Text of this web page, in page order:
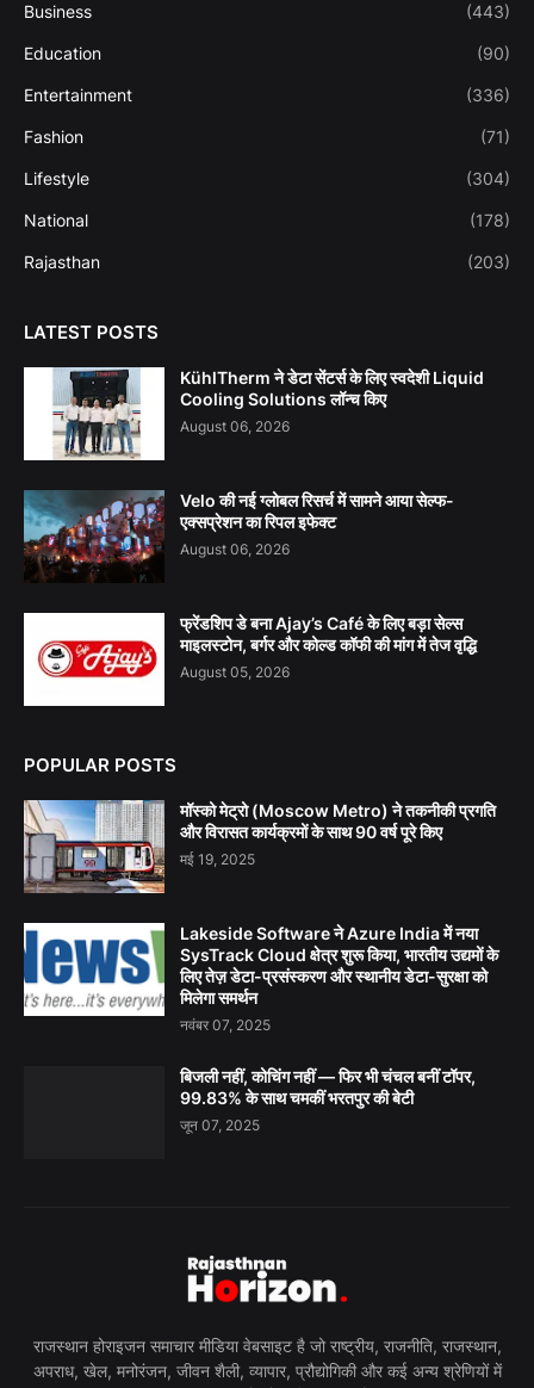
Business (443)
Education (90)
Entertainment (336)
Fashion (71)
Lifestyle (304)
National (178)
Rajasthan (203)
LATEST POSTS
KühlTherm ने डेटा सेंटर्स के लिए स्वदेशी Liquid
Cooling Solutions लॉन्च किए
August 06, 2026
Velo की नई ग्लोबल रिसर्च में सामने आया सेल्फ-
एक्सप्रेशन का रिपल इफेक्ट
August 06, 2026
फ्रेंडशिप डे बना Ajay’s Café के लिए बड़ा सेल्स
माइलस्टोन, बर्गर और कोल्ड कॉफी की मांग में तेज वृद्धि
August 05, 2026
POPULAR POSTS
मॉस्को मेट्रो (Moscow Metro) ने तकनीकी प्रगति
और विरासत कार्यक्रमों के साथ 90 वर्ष पूरे किए
मई 19, 2025
Lakeside Software ने Azure India में नया
SysTrack Cloud क्षेत्र शुरू किया, भारतीय उद्यमों के
लिए तेज़ डेटा-प्रसंस्करण और स्थानीय डेटा-सुरक्षा को
मिलेगा समर्थन
नवंबर 07, 2025
बिजली नहीं, कोचिंग नहीं — फिर भी चंचल बनीं टॉपर,
99.83% के साथ चमकीं भरतपुर की बेटी
जून 07, 2025
राजस्थान होराइजन समाचार मीडिया वेबसाइट है जो राष्ट्रीय, राजनीति, राजस्थान,
अपराध, खेल, मनोरंजन, जीवन शैली, व्यापार, प्रौद्योगिकी और कई अन्य श्रेणियों में